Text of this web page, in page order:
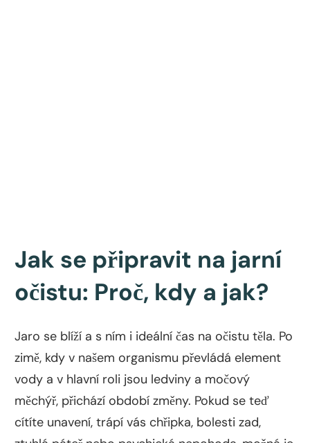
Jak se připravit na jarní
očistu: Proč, kdy a jak?
Jaro se blíží a s ním i ideální čas na očistu těla. Po
zimě, kdy v našem organismu převládá element
vody a v hlavní roli jsou ledviny a močový
měchýř, přichází období změny. Pokud se teď
cítíte unavení, trápí vás chřipka, bolesti zad,